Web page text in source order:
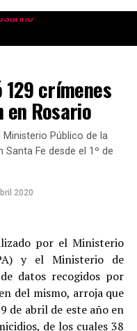
crímenes
Rosario
Público de la
Fe desde el 1º de
2020
por el Ministerio
y el Ministerio de
datos recogidos por
del mismo, arroja que
de abril de este año en
de los cuales 38